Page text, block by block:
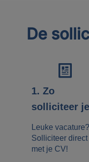
De
1. Zo
solliciteer je
Leuke vacature?
Solliciteer direct
met je CV!